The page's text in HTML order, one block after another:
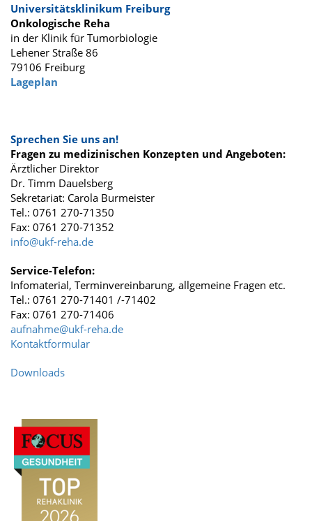
Universitätsklinikum Freiburg
Onkologische Reha
in der Klinik für Tumorbiologie
Lehener Straße 86
79106 Freiburg
Lageplan
Sprechen Sie uns an!
Fragen zu medizinischen Konzepten und Angeboten:
Ärztlicher Direktor
Dr. Timm Dauelsberg
Sekretariat: Carola Burmeister
Tel.: 0761 270-71350
Fax: 0761 270-71352
info@ukf-reha.de
Service-Telefon:
Infomaterial, Terminvereinbarung, allgemeine Fragen etc.
Tel.: 0761 270-71401 /-71402
Fax: 0761 270-71406
aufnahme@ukf-reha.de
Kontaktformular
Downloads